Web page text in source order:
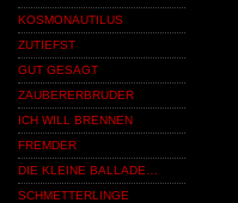
KOSMONAUTILUS
ZUTIEFST
GUT GESAGT
ZAUBERERBRUDER
ICH WILL BRENNEN
FREMDER
DIE KLEINE BALLADE…
SCHMETTERLINGE